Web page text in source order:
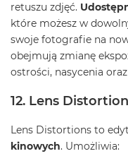
n
y
M
a
c
o
A
i
retuszu zdjęć.
które możesz w
swoje fotografie na
obejmują zmianę
ostrości, nasycenia
12. Lens
Lens Distortions to
kinowych. Umożliwia: